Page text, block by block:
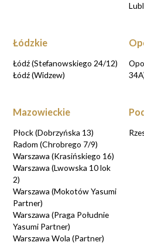
Łódzkie
Łódź (Stefanowskiego 24/12)
Łódź (Widzew)
Mazowieckie
Płock (Dobrzyńska 13)
Radom (Chrobrego 7/9)
Warszawa (Krasińskiego 16)
Warszawa (Lwowska 10 lok
2)
Warszawa (Mokotów Yasumi
Partner)
Warszawa (Praga Południe
Yasumi Partner)
Warszawa Wola (Partner)